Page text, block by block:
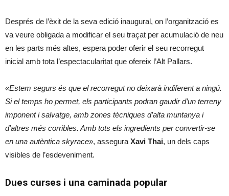
Després de l’èxit de la seva edició inaugural, on l’organització es
va veure obligada a modificar el seu traçat per acumulació de neu
en les parts més altes, espera poder oferir el seu recorregut
inicial amb tota l’espectacularitat que ofereix l’Alt Pallars.
«Estem segurs és que el recorregut no deixarà indiferent a ningú.
Si el temps ho permet, els participants podran gaudir d’un terreny
imponent i salvatge, amb zones tècniques d’alta muntanya i
d’altres més corribles. Amb tots els ingredients per convertir-se
en una autèntica skyrace», assegura Xavi Thai, un dels caps
visibles de l’esdeveniment.
Dues curses i una caminada popular